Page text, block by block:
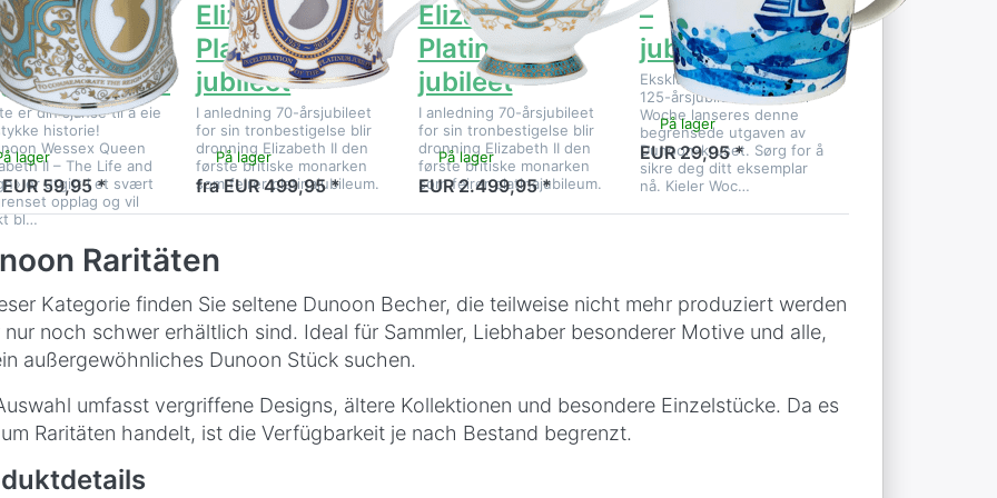
II –
og
er din sjanse til å eie
historie!
Wessex Queen
II – The Life and
er utgitt i et svært
opplag og vil
bl…
lager
59,95 *
Elizabeth II –
Platina-
jubileet
I anledning 70-årsjubileet
for sin tronbestigelse blir
dronning Elizabeth II den
første britiske monarken
som feirer platinajubileum.
På lager
fra EUR 499,95 *
Elizabeth II –
Platina-
jubileet
I anledning 70-årsjubileet
for sin tronbestigelse blir
dronning Elizabeth II den
første britiske monarken
som feirer platinajubileum.
På lager
EUR 2.499,95 *
–
jubileumsåret
Eksklusivt! I anledning
125-årsjubileet for Kieler
Woche lanseres denne
begrensede utgaven av
Dunoon-kruset. Sørg for å
sikre deg ditt eksemplar
nå. Kieler Woc…
På lager
EUR 29,95 *
Raritäten
Kategorie finden Sie seltene Dunoon Becher, die teilweise nicht mehr produziert werden
nur noch schwer erhältlich sind. Ideal für Sammler, Liebhaber besonderer Motive und alle,
außergewöhnliches Dunoon Stück suchen.
umfasst vergriffene Designs, ältere Kollektionen und besondere Einzelstücke. Da es
Raritäten handelt, ist die Verfügbarkeit je nach Bestand begrenzt.